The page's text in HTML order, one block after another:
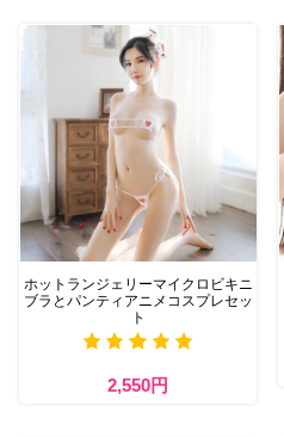
ホットランジェリーマイクロビキニ
ブラとパンティアニメコスプレセッ
ト
2,550円